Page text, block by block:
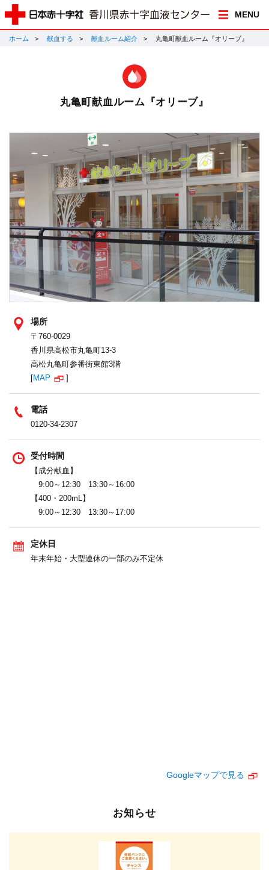
MENU
ホーム 献血する 献血ルーム紹介 丸亀町献血ルーム『オリーブ』
丸亀町献血ルーム『オリーブ』
場所
〒760-0029
香川県高松市丸亀町13-3
高松丸亀町参番街東館3階
[MAP ]
電話
0120-34-2307
受付時間
【成分献血】
9:00～12:30 13:30～16:00
【400・200mL】
9:00～12:30 13:30～17:00
定休日
年末年始・大型連休の一部のみ不定休
Googleマップで見る
お知らせ